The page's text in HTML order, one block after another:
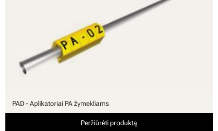
PAD - Aplikatoriai PA žymekliams
Peržiūrėti produktą